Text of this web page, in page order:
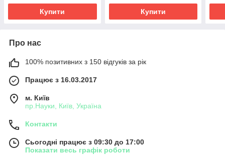
Купити Купити
Про нас
100% позитивних з 150 відгуків за рік
Працює з 16.03.2017
м. Київ
пр.Науки, Київ, Україна
Контакти
Сьогодні працює з 09:30 до 17:00
Показати весь графік роботи